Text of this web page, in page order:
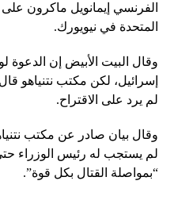
الفرنسي إيمانويل ماكرون
المتحدة في نيويورك.
وقال البيت الأبيض إن الدعوة
إسرائيل، لكن مكتب نتنياهو
لم يرد على الاقتراح.
وقال بيان صادر عن مكتب
لم يستجب له رئيس الوزراء
“بمواصلة القتال بكل قوة”.